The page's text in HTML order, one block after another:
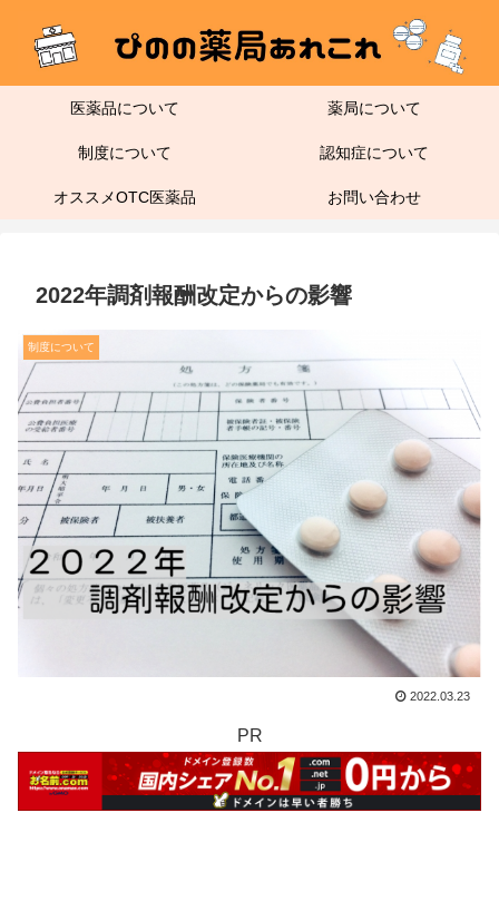
医薬品について 薬局について
制度について 認知症について
オススメOTC医薬品 お問い合わせ
2022年調剤報酬改定からの影響
制度について
2022.03.23
PR